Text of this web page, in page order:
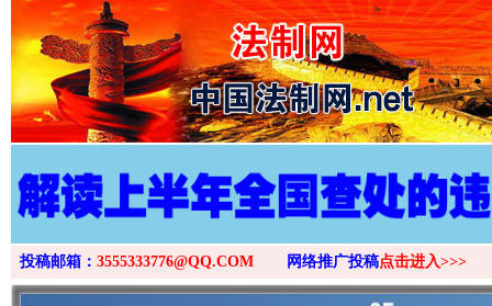
>
投稿邮箱： 3555333776@QQ.COM 网络推广投稿点击进入>>>